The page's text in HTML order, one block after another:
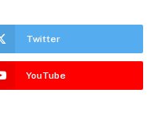
Twitter
YouTube